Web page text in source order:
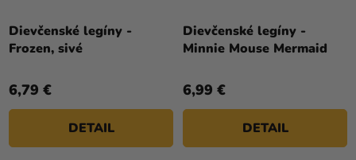
Dievčenské legíny -
Frozen, sivé
6,79 €
DETAIL
Dievčenské legíny -
Minnie Mouse Mermaid
6,99 €
DETAIL